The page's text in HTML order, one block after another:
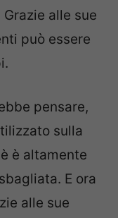
Grazie alle sue
può essere
pensare,
sulla
è altamente
E ora
alle sue